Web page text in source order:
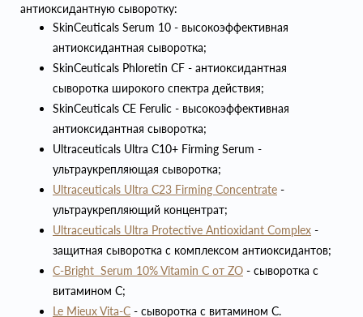
антиоксидантную сыворотку:
SkinCeuticals Serum 10 - высокоэффективная
антиоксидантная сыворотка;
SkinCeuticals Phloretin CF - антиоксидантная
сыворотка широкого спектра действия;
SkinCeuticals CE Ferulic - высокоэффективная
антиоксидантная сыворотка;
Ultraceuticals Ultra C10+ Firming Serum -
ультраукрепляющая сыворотка;
Ultraceuticals Ultra C23 Firming Concentrate -
ультраукрепляющий концентрат;
Ultraceuticals Ultra Protective Antioxidant Complex -
защитная сыворотка с комплексом антиоксидантов;
C-Bright Serum 10% Vitamin C от ZO - сыворотка с
витамином С;
Le Mieux Vita-C - сыворотка с витамином С.